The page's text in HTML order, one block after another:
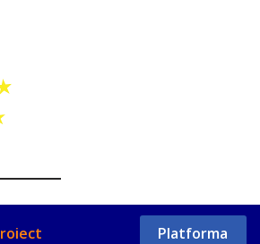
Platforma